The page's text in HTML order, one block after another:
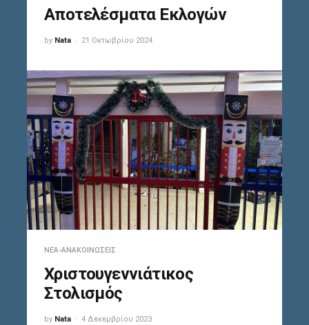
Αποτελέσματα Εκλογών
by Nata 21 Οκτωβρίου 2024
ΝΈΑ-ΑΝΑΚΟΙΝΏΣΕΙΣ
Χριστουγεννιάτικος
Στολισμός
by Nata 4 Δεκεμβρίου 2023